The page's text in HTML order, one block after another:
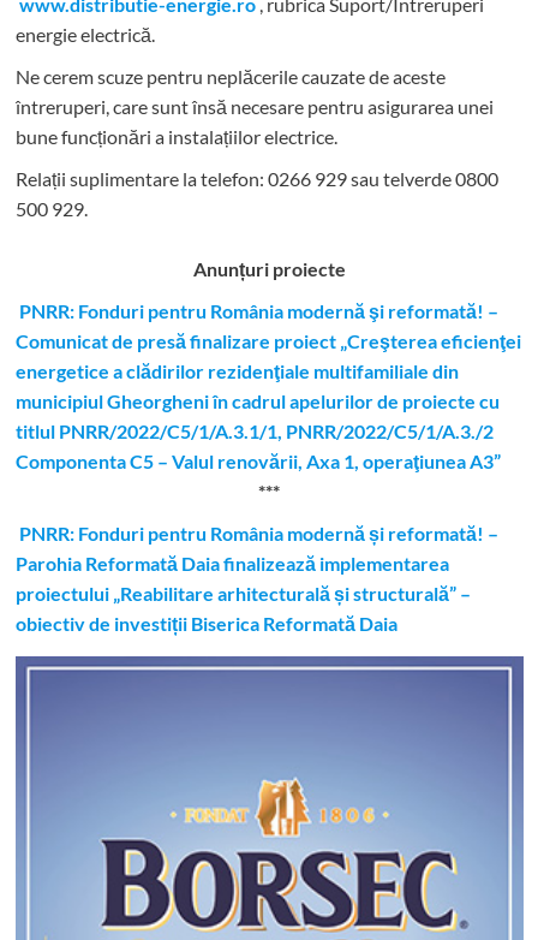
energie electrică.
Ne cerem scuze pentru neplăcerile cauzate de aceste
întreruperi, care sunt însă necesare pentru asigurarea unei
bune funcționări a instalațiilor electrice.
Relații suplimentare la telefon: 0266 929 sau telverde 0800
500 929.
Anunțuri proiecte
PNRR: Fonduri pentru România modernă şi reformată! –
Comunicat de presă finalizare proiect „Creşterea eficienţei
energetice a clădirilor rezidenţiale multifamiliale din
municipiul Gheorgheni în cadrul apelurilor de proiecte cu
titlul PNRR/2022/C5/1/A.3.1/1, PNRR/2022/C5/1/A.3./2
Componenta C5 – Valul renovării, Axa 1, operaţiunea A3”
***
PNRR: Fonduri pentru România modernă și reformată! –
Parohia Reformată Daia finalizează implementarea
proiectului „Reabilitare arhitecturală și structurală” –
obiectiv de investiții Biserica Reformată Daia